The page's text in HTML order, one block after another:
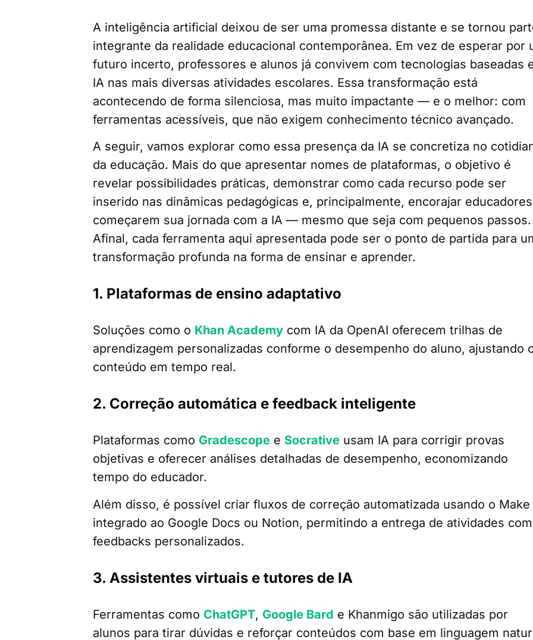
A inteligência artificial deixou de ser uma promessa distante e se tornou
integrante da realidade educacional contemporânea. Em vez de esperar por
futuro incerto, professores e alunos já convivem com tecnologias baseadas
IA nas mais diversas atividades escolares. Essa transformação está
acontecendo de forma silenciosa, mas muito impactante — e o melhor: com
ferramentas acessíveis, que não exigem conhecimento técnico avançado.
A seguir, vamos explorar como essa presença da IA se concretiza no
da educação. Mais do que apresentar nomes de plataformas, o objetivo é
revelar possibilidades práticas, demonstrar como cada recurso pode ser
inserido nas dinâmicas pedagógicas e, principalmente, encorajar
começarem sua jornada com a IA — mesmo que seja com pequenos passos.
Afinal, cada ferramenta aqui apresentada pode ser o ponto de partida para
transformação profunda na forma de ensinar e aprender.
1. Plataformas de ensino adaptativo
Soluções como o Khan Academy com IA da OpenAI oferecem trilhas de
aprendizagem personalizadas conforme o desempenho do aluno, ajustando
conteúdo em tempo real.
2. Correção automática e feedback inteligente
Plataformas como Gradescope e Socrative usam IA para corrigir provas
objetivas e oferecer análises detalhadas de desempenho, economizando
tempo do educador.
Além disso, é possível criar fluxos de correção automatizada usando o Make
integrado ao Google Docs ou Notion, permitindo a entrega de atividades com
feedbacks personalizados.
3. Assistentes virtuais e tutores de IA
Ferramentas como ChatGPT, Google Bard e Khanmigo são utilizadas por
alunos para tirar dúvidas e reforçar conteúdos com base em linguagem